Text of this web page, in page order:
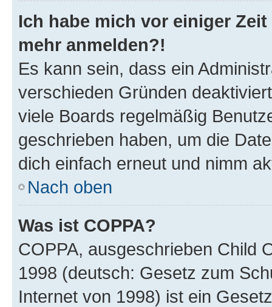
Ich habe mich vor einiger
mehr anmelden?!
Es kann sein, dass ein
verschieden Gründen
viele Boards regelmäßig
geschrieben haben, um die
dich einfach erneut und nimm
Nach oben
Was ist COPPA?
COPPA, ausgeschrieben Child
1998 (deutsch: Gesetz zum
Internet von 1998) ist ein